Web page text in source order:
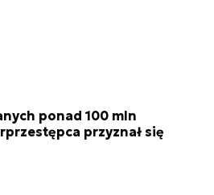
ponad 100 mln
przyznał się